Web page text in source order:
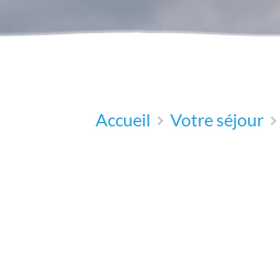
Accueil Votre séjour